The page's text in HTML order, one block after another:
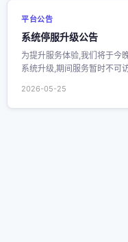
平台公告
系统停服升级公告
为提升服务体验,我们将于
系统升级,期间服务暂时不可访
2026-05-25